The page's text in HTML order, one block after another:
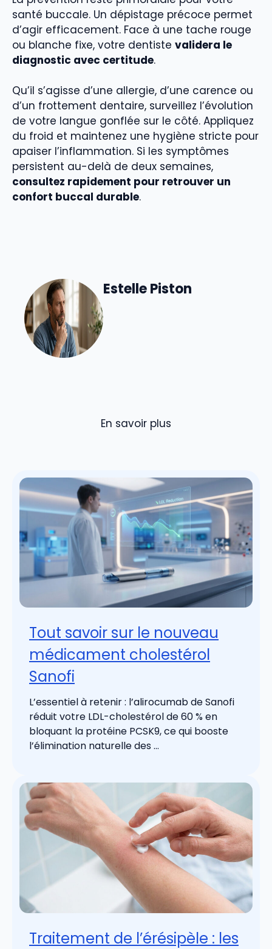
santé buccale. Un dépistage précoce permet
d’agir efficacement. Face à une tache rouge
ou blanche fixe, votre dentiste validera le
diagnostic avec certitude.
Qu’il s’agisse d’une allergie, d’une carence ou
d’un frottement dentaire, surveillez l’évolution
de votre langue gonflée sur le côté. Appliquez
du froid et maintenez une hygiène stricte pour
apaiser l’inflammation. Si les symptômes
persistent au-delà de deux semaines,
consultez rapidement pour retrouver un
confort buccal durable.
Estelle Piston
En savoir plus
Tout savoir sur le nouveau
médicament cholestérol
Sanofi
L’essentiel à retenir : l’alirocumab de Sanofi
réduit votre LDL-cholestérol de 60 % en
bloquant la protéine PCSK9, ce qui booste
l’élimination naturelle des ...
Traitement de l’érésipèle : les